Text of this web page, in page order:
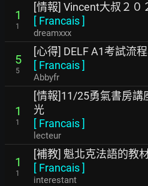
1
1
[情報] Vincent大叔２０
[ Francais]
dreamxxx
5
5
[心得] DELF A1考試流
[ Francais]
Abbyfr
1
1
[情報]11/25勇氣書房
光
[ Francais]
lecteur
1
1
[補教] 魁北克法語的教
[ Francais]
interestant